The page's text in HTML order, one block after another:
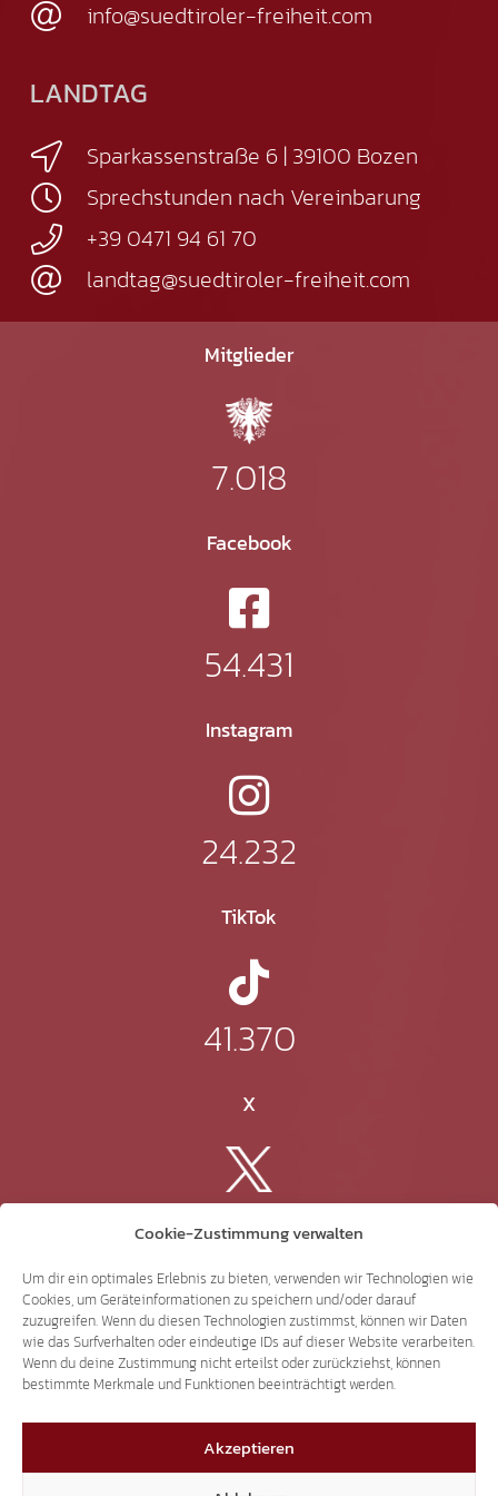
Cookie-Zustimmung verwalten
Um dir ein optimales Erlebnis zu bieten, verwenden wir Technologien wie
Cookies, um Geräteinformationen zu speichern und/oder darauf
zuzugreifen. Wenn du diesen Technologien zustimmst, können wir Daten
wie das Surfverhalten oder eindeutige IDs auf dieser Website verarbeiten.
Wenn du deine Zustimmung nicht erteilst oder zurückziehst, können
bestimmte Merkmale und Funktionen beeinträchtigt werden.
Akzeptieren
info@suedtiroler-freiheit.com
LANDTAG
Sparkassenstraße 6 | 39100 Bozen
Sprechstunden nach Vereinbarung
+39 0471 94 61 70
landtag@suedtiroler-freiheit.com
Mitglieder
7.018
Facebook
54.431
Instagram
24.232
TikTok
41.370
X
3.507
Threads
3.401
YouTube